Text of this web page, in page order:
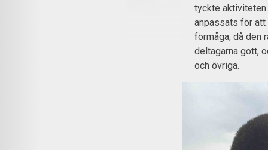
tyckte aktiviteten
anpassats för
förmåga, då den
deltagarna gott,
och övriga.